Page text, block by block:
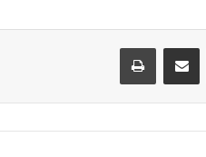
مشاركة عبر البريد طباعة